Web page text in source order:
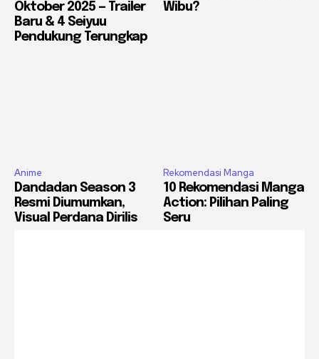
Oktober 2025 — Trailer
Baru & 4 Seiyuu
Pendukung Terungkap
Wibu?
Anime
Dandadan Season 3
Resmi Diumumkan,
Visual Perdana Dirilis
Rekomendasi Manga
10 Rekomendasi Manga
Action: Pilihan Paling
Seru